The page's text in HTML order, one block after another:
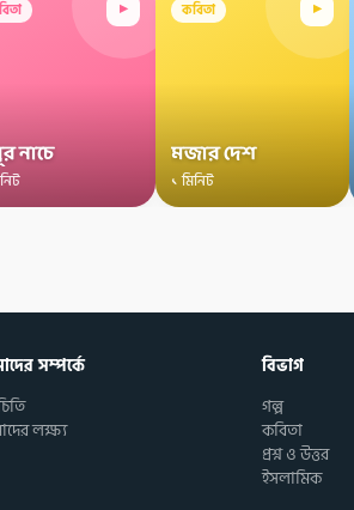
▸
নাচে
কবিতা ▸
মজার দেশ
১ মিনিট
সম্পর্কে
লক্ষ্য
বিভাগ
গল্প
কবিতা
প্রশ্ন ও উত্তর
ইসলামিক